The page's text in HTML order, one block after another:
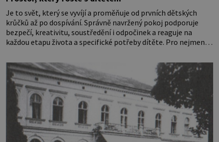
Je to svět, který se vyvíjí a proměňuje od prvních dětských
krůčků až po dospívání. Správně navržený pokoj podporuje
bezpečí, kreativitu, soustředění i odpočinek a reaguje na
každou etapu života a specifické potřeby dítěte. Pro nejmenší
miminka měl působit především klidně a útulně. Předškolní
věk je